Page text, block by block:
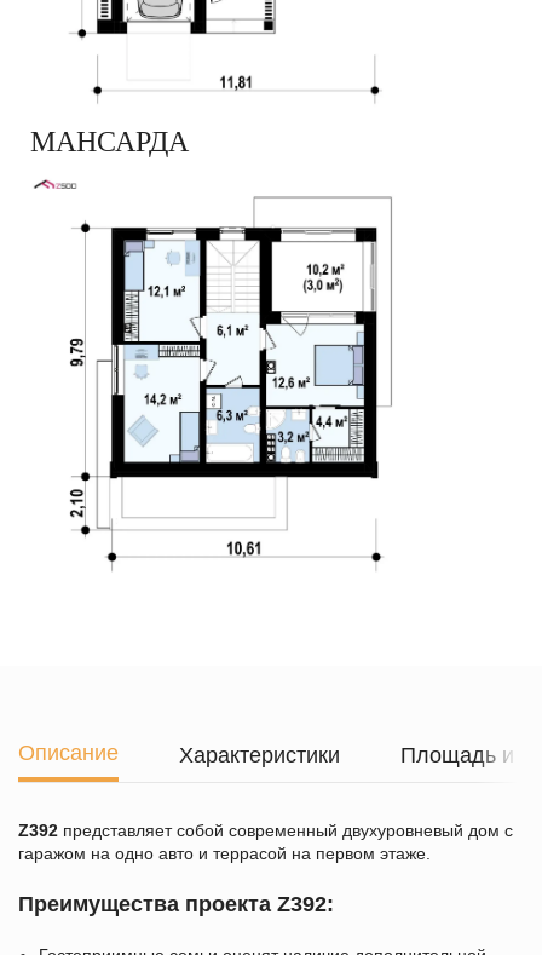
МАНСАРДА
Описание Характеристики Площадь и
Z392 представляет собой современный двухуровневый дом с
гаражом на одно авто и террасой на первом этаже.
Преимущества проекта Z392: